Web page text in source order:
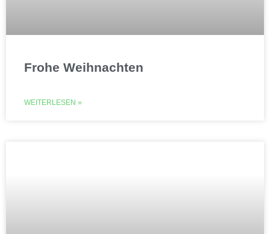
Frohe Weihnachten
WEITERLESEN »